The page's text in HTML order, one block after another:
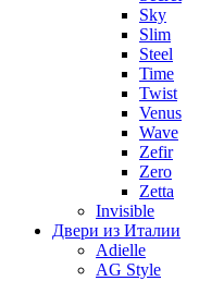
Sky
Slim
Steel
Time
Twist
Venus
Wave
Zefir
Zero
Zetta
Invisible
Двери из Италии
Adielle
AG Style